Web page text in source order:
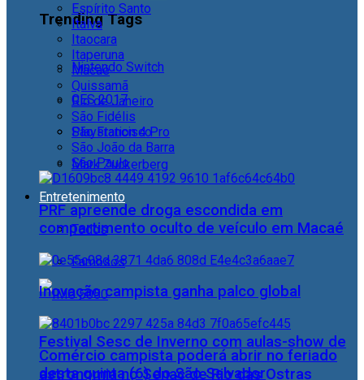
Trending Tags
Nintendo Switch
CES 2017
Playstation 4 Pro
Mark Zuckerberg
Entretenimento
Todos
Famosos
Festival Sesc de Inverno com aulas-show de
astronomia no Senac de Rio das Ostras
Espírito Santo
Italva
Itaocara
Itaperuna
Macaé
Quissamã
Rio de Janeiro
São Fidélis
São Francisco
São João da Barra
São Paulo
PRF apreende droga escondida em
compartimento oculto de veículo em Macaé
Inovação campista ganha palco global
Comércio campista poderá abrir no feriado
desta quinta (6) do São Salvador